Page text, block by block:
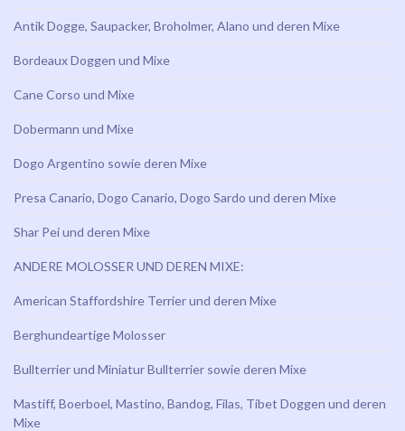
Antik Dogge, Saupacker, Broholmer, Alano und deren Mixe
Bordeaux Doggen und Mixe
Cane Corso und Mixe
Dobermann und Mixe
Dogo Argentino sowie deren Mixe
Presa Canario, Dogo Canario, Dogo Sardo und deren Mixe
Shar Pei und deren Mixe
ANDERE MOLOSSER UND DEREN MIXE:
American Staffordshire Terrier und deren Mixe
Berghundeartige Molosser
Bullterrier und Miniatur Bullterrier sowie deren Mixe
Mastiff, Boerboel, Mastino, Bandog, Filas, Tibet Doggen und deren
Mixe